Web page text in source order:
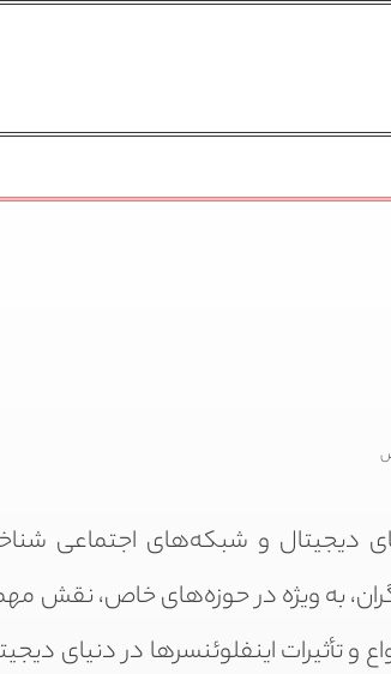
دیجیتال و شبکه‌های اجتماعی
به ویژه در حوزه‌های خاص، نقش
و تأثیرات اینفلوئنسرها در دنیای